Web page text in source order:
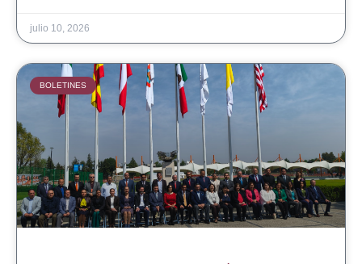
julio 10, 2026
BOLETINES